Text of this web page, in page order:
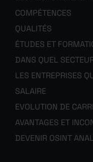
COMPÉTENCES
QUALITÉS
ÉTUDES ET
DANS QUEL
LES ENTREPRISES
SALAIRE
EVOLUTION DE
AVANTAGES ET
DEVENIR OSINT